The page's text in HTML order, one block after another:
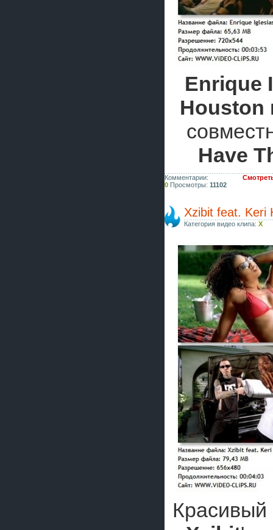
Enrique
Houston
Have
Комментарии:
0 Просмотры: 11102
Xzibit feat. Keri
Категория видео клипа: X
Красивый